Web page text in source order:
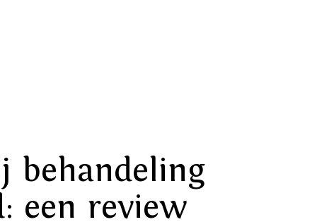
behandeling
een review